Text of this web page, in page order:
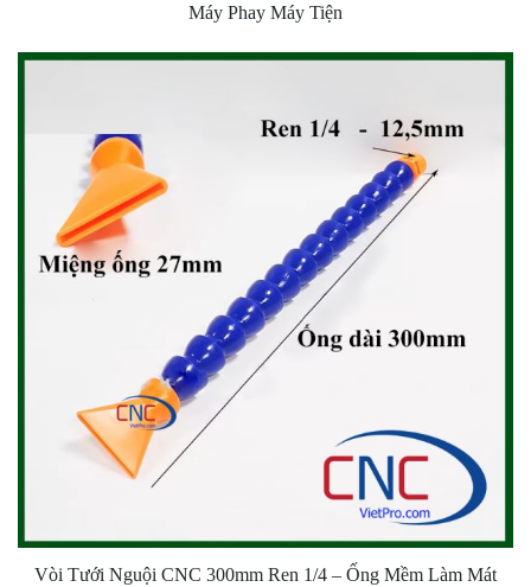
Máy Phay Máy Tiện
Vòi Tưới Nguội CNC 300mm Ren 1/4 – Ống Mềm Làm Mát